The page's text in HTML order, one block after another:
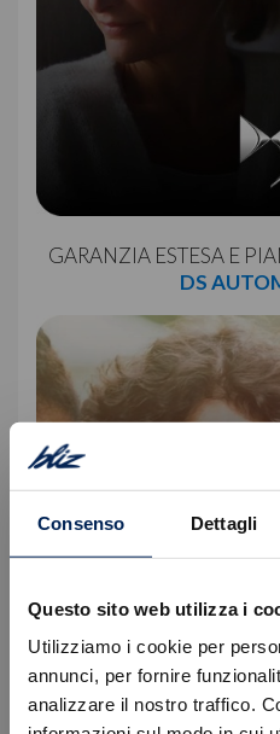
Consenso Dettagli
Questo sito web utilizza i
Utilizziamo i cookie per
annunci, per fornire
analizzare il nostro traffico.
GARANZIA ESTESA E
DS
GARANZIA ESTESA E